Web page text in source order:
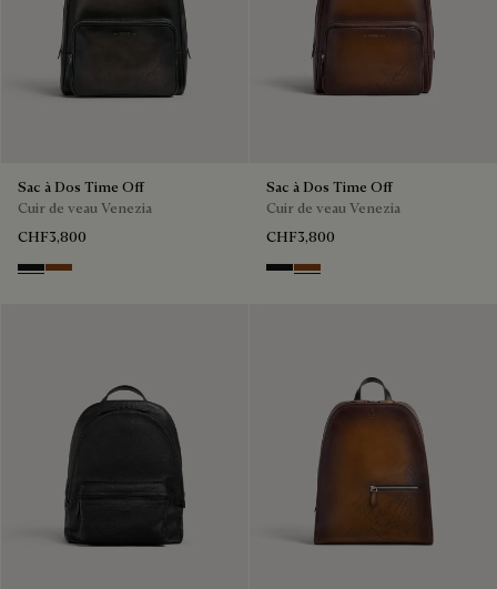
Sac à Dos Time Off
Cuir de veau Venezia
CHF3,800
NERO GRIGIO
Cacao Intenso
Sac à Dos Time Off
Cuir de veau Venezia
CHF3,800
NERO GRIGIO
Cacao Intenso